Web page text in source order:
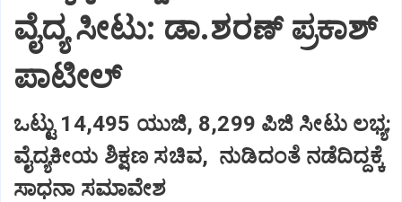
ವೈದ್ಯ ಸೀಟು: ಡಾ.ಶರಣ್‌ ಪ್ರಕಾಶ್‌
ಪಾಟೀಲ್
ಒಟ್ಟು 14,495 ಯುಜಿ, 8,299 ಪಿಜಿ ಸೀಟು ಲಭ್ಯ:
ವೈದ್ಯಕೀಯ ಶಿಕ್ಷಣ ಸಚಿವ, ನುಡಿದಂತೆ ನಡೆದಿದ್ದಕ್ಕೆ
ಸಾಧನಾ ಸಮಾವೇಶ